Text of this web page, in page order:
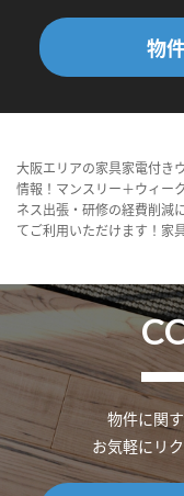
物
大阪エリアの家具家電付き
情報！マンスリー＋ウィー
ネス出張・研修の経費削減
てご利用いただけます！家
物件に関
お気軽にリ